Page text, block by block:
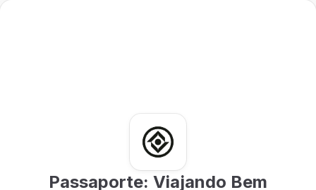
Passaporte: Viajando Bem